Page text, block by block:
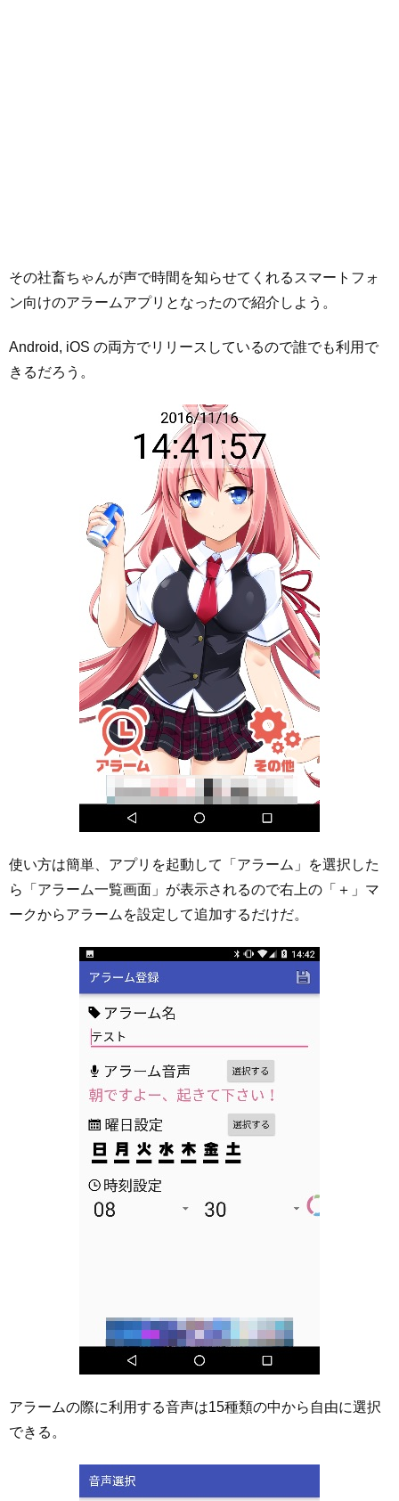
その社畜ちゃんが声で時間を知らせてくれるスマートフォ
ン向けのアラームアプリとなったので紹介しよう。
Android, iOS の両方でリリースしているので誰でも利用で
きるだろう。
使い方は簡単、アプリを起動して「アラーム」を選択した
ら「アラーム一覧画面」が表示されるので右上の「＋」マ
ークからアラームを設定して追加するだけだ。
アラームの際に利用する音声は15種類の中から自由に選択
できる。